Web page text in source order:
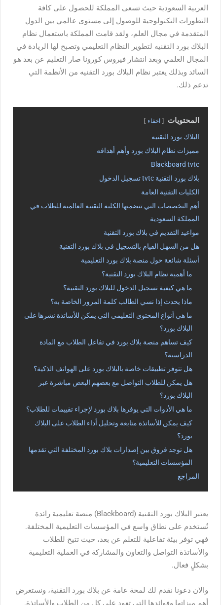
العربية السعودية حيث تسعى المملكة للحصول على كافة
التطورات التكنولوجية للوصول إلى مستوى عالمي بين الدول
المتقدمة في مجال العلم، ولقد قامت المملكة باستعمال نظام
البلاك بورد التقنيه لتطوير النظام التعليمي وتصبح لها الريادة في
المجال العلمي وبعد انتشار فيروس كورونا صار التعليم عن بعد هو
السائد وبذلك يعتبر نظام البلاك بورد التقنيه من الأنظمة التي
تدعم ذلك.
المحتويات اخفاء
البلاك بورد التقنيه
مميزات نظام البلاك بورد وأهم أهدافه
Blackboard tvtc
بلاك بورد التقنية tvtc تسجيل الدخول
الكليات التقنية العامة
أهم التخصصات التي تتضمنها الكلية التقنية العالمية للطلاب في
المملكة السعودية
مواعيد التقديم في بلاك بورد التقنية
هل من السهل القيام بالتسجيل في بلاك بورد التقنية
أسئلة شائعة حول منصة بلاك بورد التعليمية
ما أهمية نظام البلاك بورد التقنية؟
ما هي كيفية تسجيل الدخول للبلاك بورد التقنية؟
ماذا يحدث إذا نسي الطالب كلمة المرور الخاصة به؟
ما هي أنواع المحتوى التعليمي التي يمكن للأساتذة نشرها على
البلاك بورد؟
كيف تساهم منصة بلاك بورد في تفاعل الطلاب مع المادة
الدراسية؟
هل تتوفر تطبيقات خاصة بالبلاك بورد على الهواتف الذكية؟
هل يمكن للطلاب التواصل مع بعضهم البعض مباشرة عبر
البلاك بورد؟
ما هي الأدوات التي يوفرها بلاك بورد لإجراء تقييمات للطلاب؟
كيف يمكن للأساتذة متابعة وتحليل أداء الطلاب على البلاك
بورد؟
هل توجد فروق بين إصدارات بلاك بورد المختلفة التي تقدمها
المؤسسات التعليمية؟
المراجع
يعتبر البلاك بورد التقنية (Blackboard) منصة تعليمية رائدة
تُستخدم على نطاق واسع في المؤسسات التعليمية المختلفة.
فهي توفر بيئة تفاعلية للتعلم عن بعد، حيث تتيح للطلاب
والأساتذة التواصل والتعاون والمشاركة في العملية التعليمية
بشكلٍ فعال.
والان دعونا نقدم لك لمحة عامة عن بلاك بورد التقنية، ونستعرض
أهم ميزاتها وفوائدها التي تعود على كل من الطلاب والأساتذة.